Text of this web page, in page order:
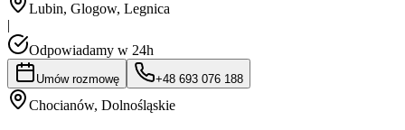
Lubin, Glogow, Legnica
|
Odpowiadamy w 24h
Umów rozmowę +48 693 076 188
Chocianów, Dolnośląskie